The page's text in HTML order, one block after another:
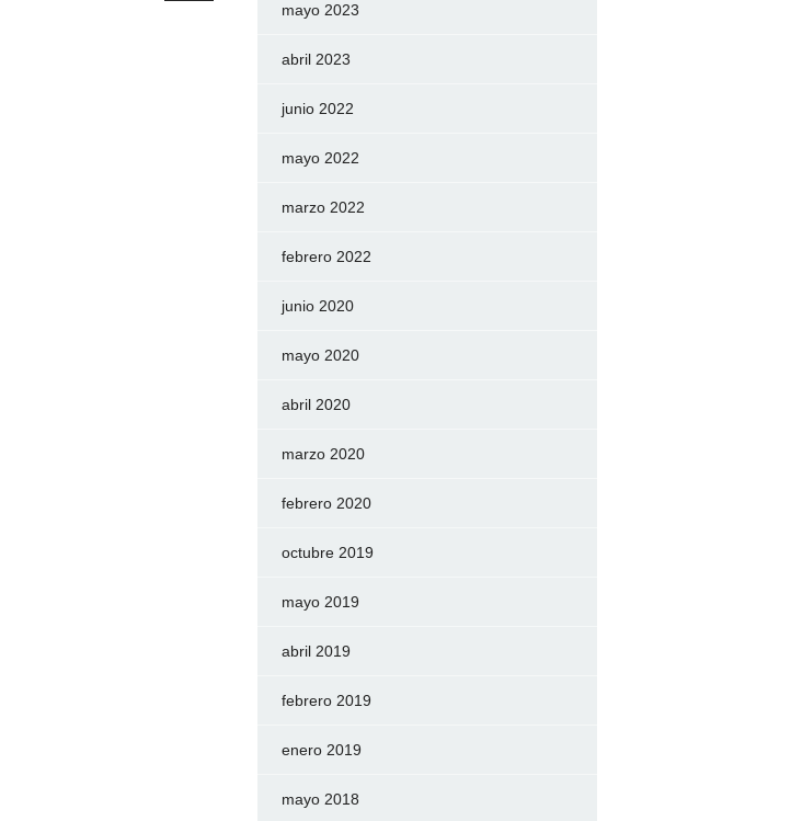
mayo 2023
abril 2023
junio 2022
mayo 2022
marzo 2022
febrero 2022
junio 2020
mayo 2020
abril 2020
marzo 2020
febrero 2020
octubre 2019
mayo 2019
abril 2019
febrero 2019
enero 2019
mayo 2018